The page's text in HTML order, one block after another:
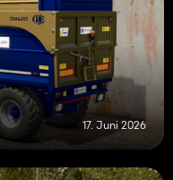
17. Juni 2026